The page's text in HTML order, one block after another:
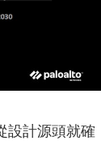
設計源頭就確